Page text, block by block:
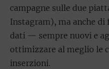
campagne sulle due
Instagram), ma anche
dati — sempre nuovi e
ottimizzare al meglio le
inserzioni.